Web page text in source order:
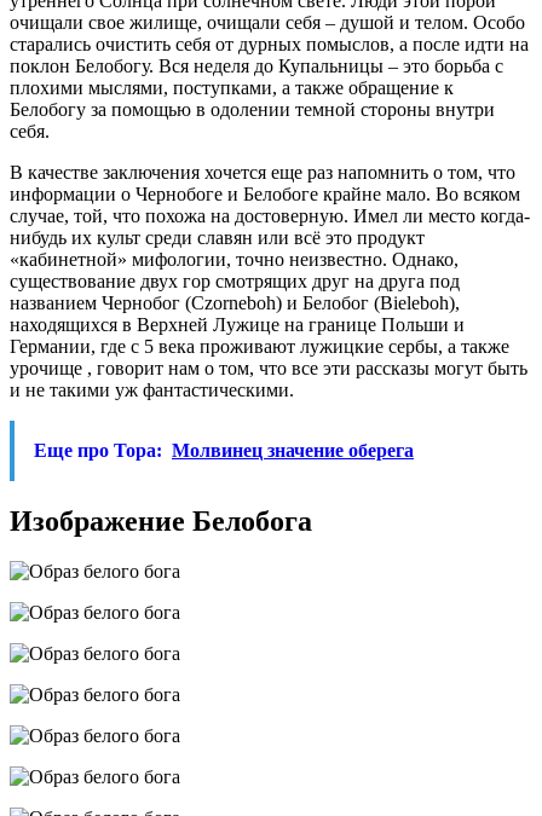
очищали свое жилище, очищали себя – душой и телом. Особо
старались очистить себя от дурных помыслов, а после идти на
поклон Белобогу. Вся неделя до Купальницы – это борьба с
плохими мыслями, поступками, а также обращение к
Белобогу за помощью в одолении темной стороны внутри
себя.
В качестве заключения хочется еще раз напомнить о том, что
информации о Чернобоге и Белобоге крайне мало. Во всяком
случае, той, что похожа на достоверную. Имел ли место когда-
нибудь их культ среди славян или всё это продукт
«кабинетной» мифологии, точно неизвестно. Однако,
существование двух гор смотрящих друг на друга под
названием Чернобог (Czorneboh) и Белобог (Bieleboh),
находящихся в Верхней Лужице на границе Польши и
Германии, где с 5 века проживают лужицкие сербы, а также
урочище , говорит нам о том, что все эти рассказы могут быть
и не такими уж фантастическими.
Еще про Тора: Молвинец значение оберега
Изображение Белобога